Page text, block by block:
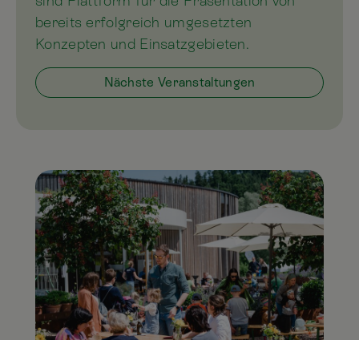
bereits erfolgreich umgesetzten
Konzepten und Einsatzgebieten.
Nächste Veranstaltungen